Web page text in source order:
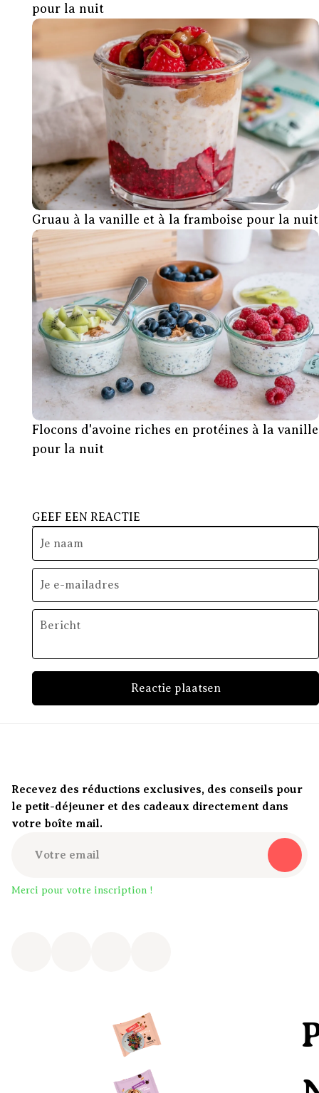
pour la nuit
Gruau à la vanille et à la framboise pour la nuit
Flocons d'avoine riches en protéines à la vanille
pour la nuit
GEEF EEN REACTIE
Reactie plaatsen
Recevez des réductions exclusives, des conseils pour
le petit-déjeuner et des cadeaux directement dans
votre boîte mail.
Merci pour votre inscription !